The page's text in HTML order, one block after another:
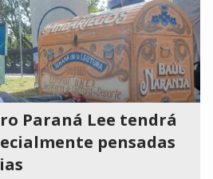
Paraná Lee tendrá
pensadas